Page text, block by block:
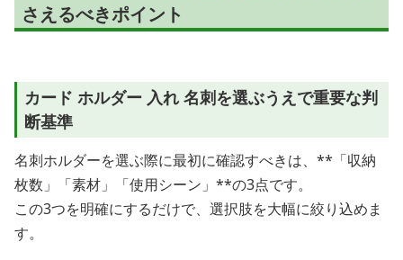
さえるべきポイント
カード ホルダー 入れ 名刺を選ぶうえで重要な判
断基準
名刺ホルダーを選ぶ際に最初に確認すべきは、**「収納
枚数」「素材」「使用シーン」**の3点です。
この3つを明確にするだけで、選択肢を大幅に絞り込めま
す。